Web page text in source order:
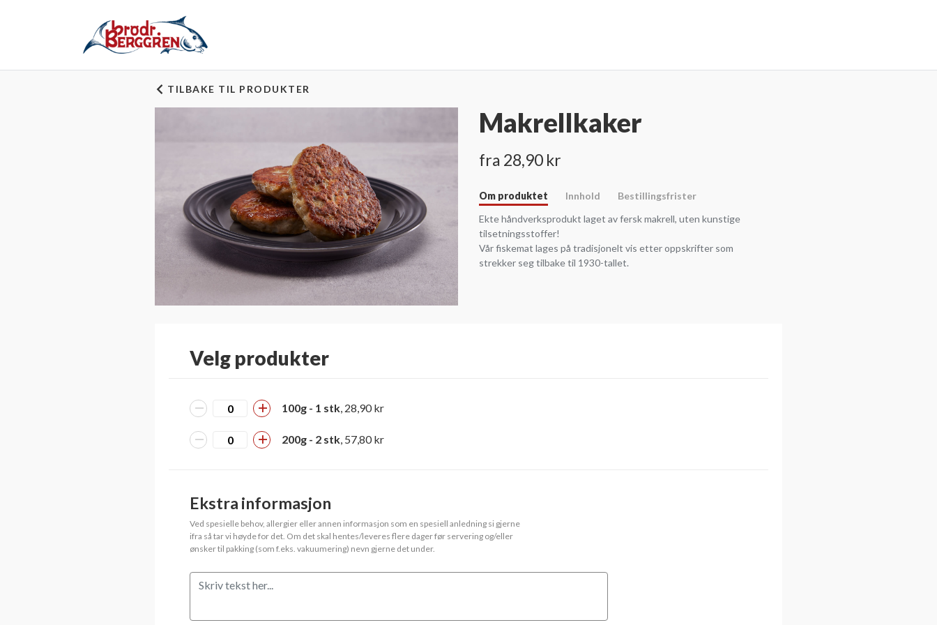
TILBAKE TIL PRODUKTER
Makrellkaker
fra 28,90 kr
Om produktet Innhold
Bestillingsfrister
Ekte håndverksprodukt laget av fersk makrell, uten kunstige
tilsetningsstoffer!
Vår fiskemat lages på tradisjonelt vis etter oppskrifter som
strekker seg tilbake til 1930-tallet.
Velg produkter
100g - 1 stk, 28,90 kr
200g - 2 stk, 57,80 kr
Ekstra informasjon
Ved spesielle behov, allergier eller annen informasjon som en spesiell anledning si gjerne
ifra så tar vi høyde for det. Om det skal hentes/leveres flere dager før servering og/eller
ønsker til pakking (som f.eks. vakuumering) nevn gjerne det under.